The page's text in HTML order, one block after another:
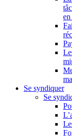
Se syndiquer
Se